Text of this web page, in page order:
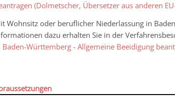
(Dolmetscher, Übersetzer aus anderen
Wohnsitz oder beruflicher Niederlassung in
dazu erhalten Sie in der
Baden-Württemberg - Allgemeine Beeidigung